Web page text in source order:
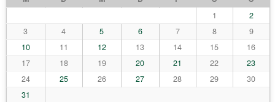
1
2
3
4 5 6 7 8
9
10
11 12 13 14 15
16
17
18 19 20 21 22
23
24
25 26 27 28 29
30
31